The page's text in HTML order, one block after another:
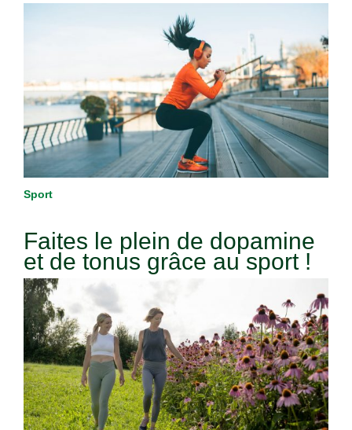
Sport
Faites le plein de dopamine
et de tonus grâce au sport !